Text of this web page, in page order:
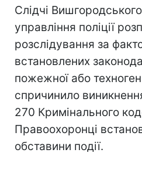
Слідчі
управління поліції
розслідування за
встановлених
пожежної або
спричинило
270 Кримінального
Правоохоронці
обставини події.